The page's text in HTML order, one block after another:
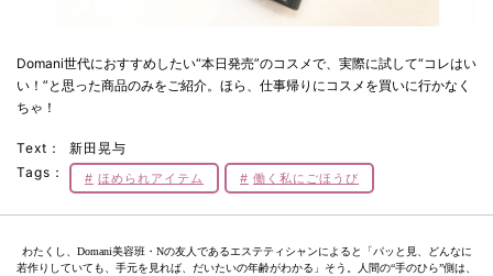
Domani世代におすすめしたい“本日発売”のコスメで、実際に試して“コレはい
い！”と思った商品のみをご紹介。ほら、仕事帰りにコスメを買いに行かなく
ちゃ！
Text：
新田晃与
Tags：
ほめられアイテム 働く私にごほうび
わたくし、Domani美容班・Nの友人であるエステティシャンによると「パッと見、どんなに
若作りしていても、手元を見れば、だいたいの年齢がわかる」そう。人間の“手のひら”側は、